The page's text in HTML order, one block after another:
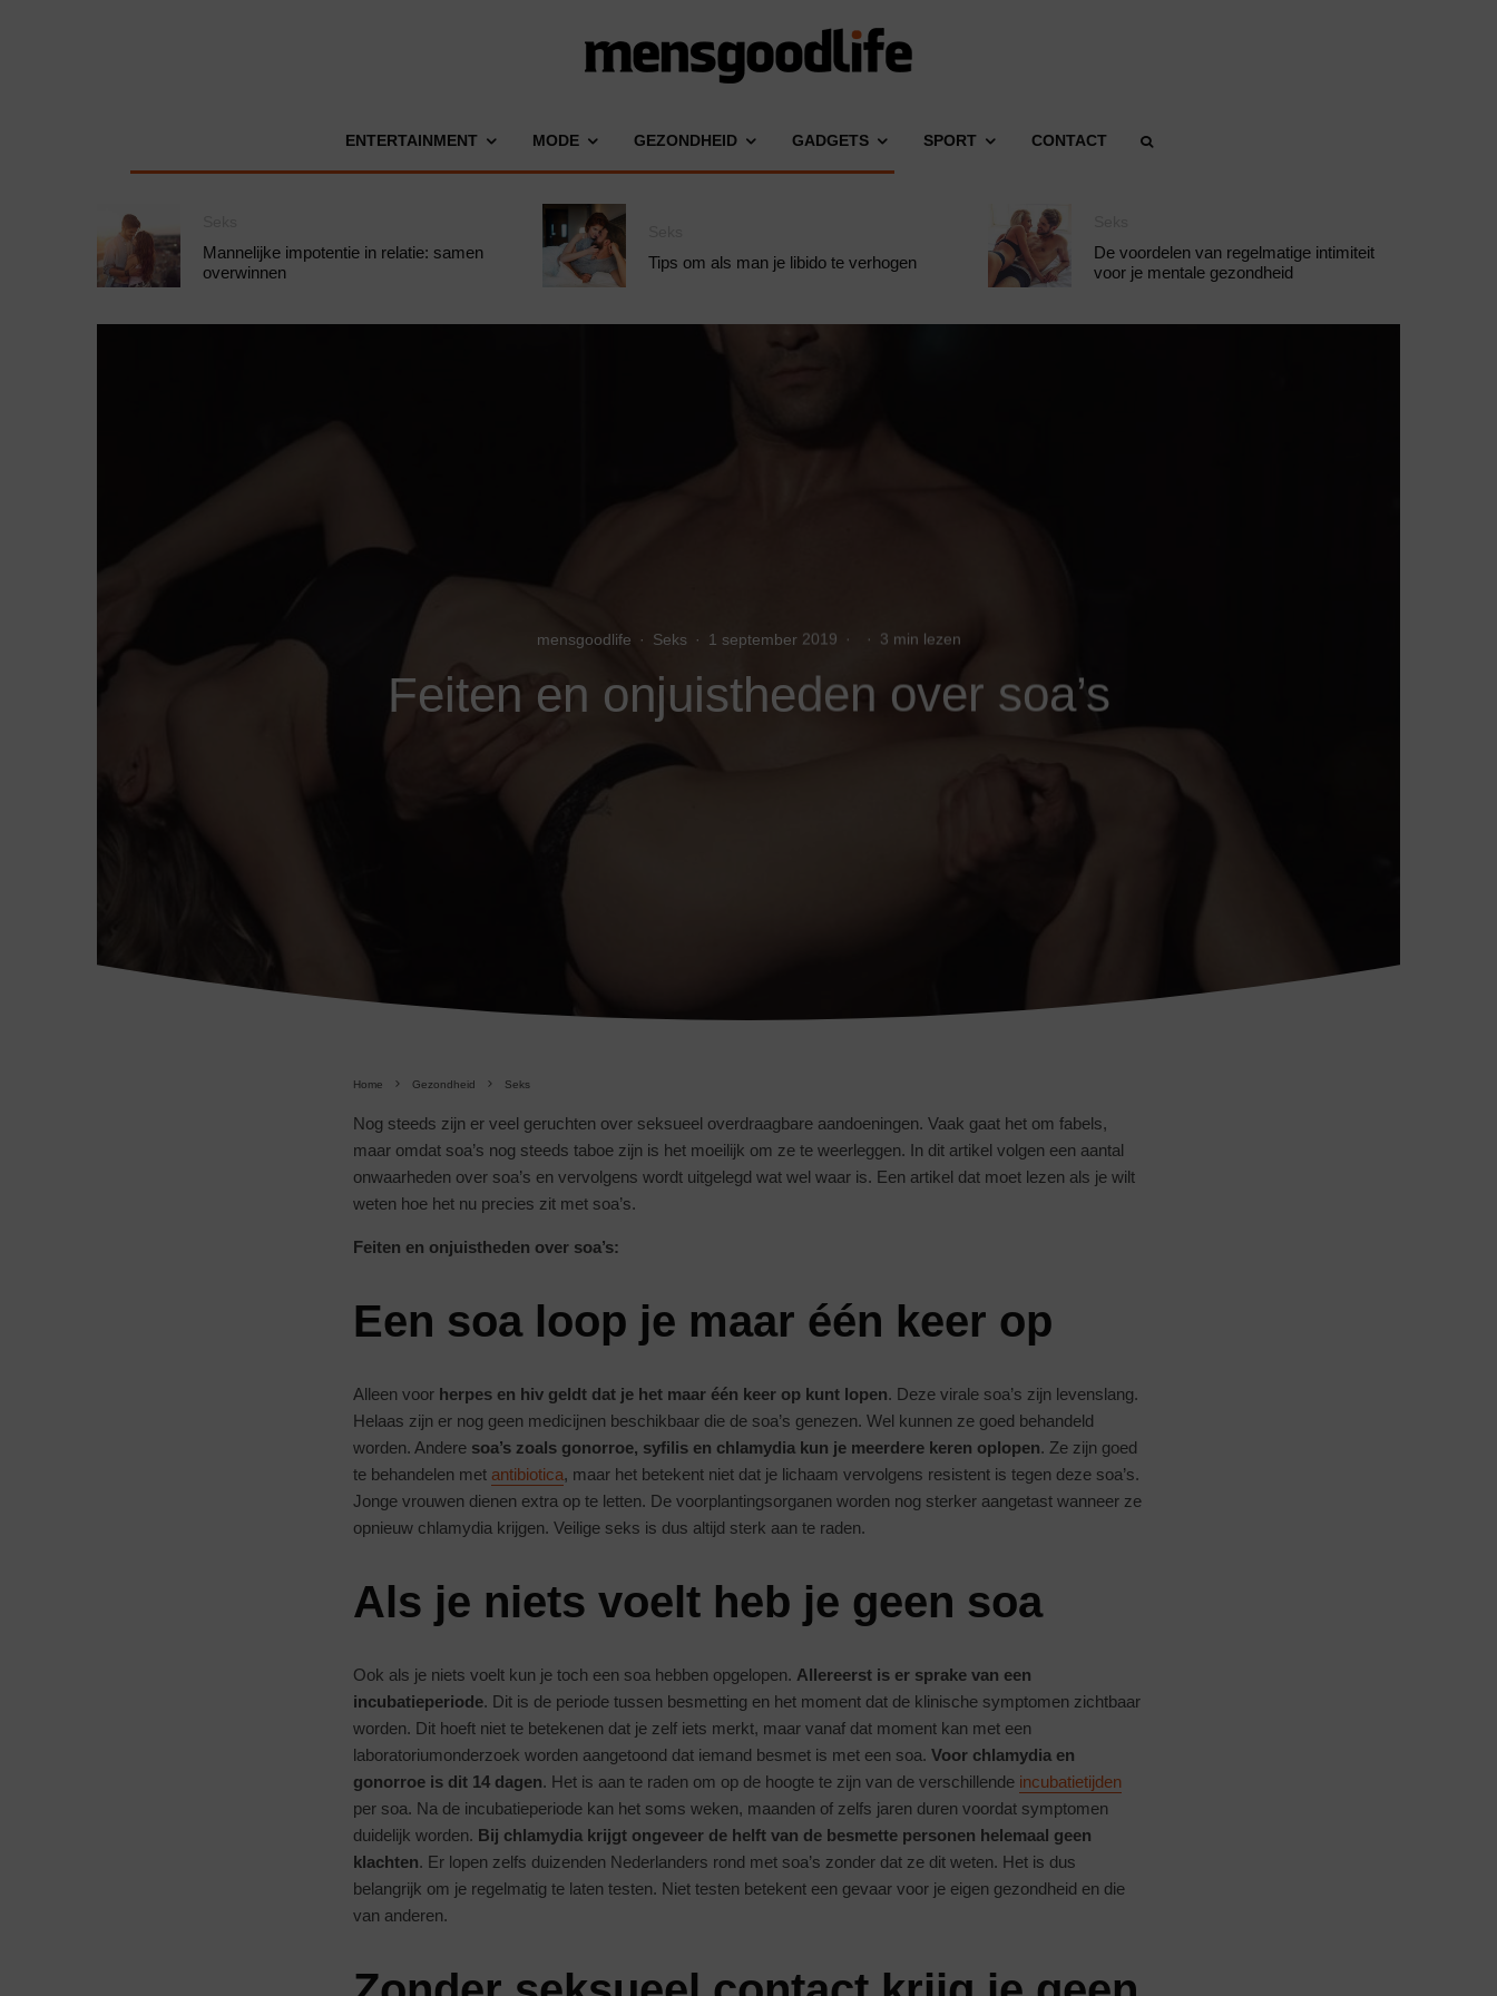
ENTERTAINMENT MODE GEZONDHEID GADGETS SPORT CONTACT
Mannelijke impotentie in relatie: samen
overwinnen
Tips om als man je libido te verhogen
De voordelen van regelmatige intimiteit
voor je mentale gezondheid
mensgoodlife · Seks · 1 september 2019 · · 3 min lezen
Feiten en onjuistheden over soa’s
Home Gezondheid Seks
Nog steeds zijn er veel geruchten over seksueel overdraagbare aandoeningen. Vaak gaat het om fabels,
maar omdat soa’s nog steeds taboe zijn is het moeilijk om ze te weerleggen. In dit artikel volgen een aantal
onwaarheden over soa’s en vervolgens wordt uitgelegd wat wel waar is. Een artikel dat moet lezen als je wilt
weten hoe het nu precies zit met soa’s.
Feiten en onjuistheden over soa’s:
Een soa loop je maar één keer op
Alleen voor herpes en hiv geldt dat je het maar één keer op kunt lopen. Deze virale soa’s zijn levenslang.
Helaas zijn er nog geen medicijnen beschikbaar die de soa’s genezen. Wel kunnen ze goed behandeld
worden. Andere soa’s zoals gonorroe, syfilis en chlamydia kun je meerdere keren oplopen. Ze zijn goed
te behandelen met antibiotica, maar het betekent niet dat je lichaam vervolgens resistent is tegen deze soa’s.
Jonge vrouwen dienen extra op te letten. De voorplantingsorganen worden nog sterker aangetast wanneer ze
opnieuw chlamydia krijgen. Veilige seks is dus altijd sterk aan te raden.
Als je niets voelt heb je geen soa
Ook als je niets voelt kun je toch een soa hebben opgelopen. Allereerst is er sprake van een
incubatieperiode. Dit is de periode tussen besmetting en het moment dat de klinische symptomen zichtbaar
worden. Dit hoeft niet te betekenen dat je zelf iets merkt, maar vanaf dat moment kan met een
laboratoriumonderzoek worden aangetoond dat iemand besmet is met een soa. Voor chlamydia en
gonorroe is dit 14 dagen. Het is aan te raden om op de hoogte te zijn van de verschillende incubatietijden
per soa. Na de incubatieperiode kan het soms weken, maanden of zelfs jaren duren voordat symptomen
duidelijk worden. Bij chlamydia krijgt ongeveer de helft van de besmette personen helemaal geen
klachten. Er lopen zelfs duizenden Nederlanders rond met soa’s zonder dat ze dit weten. Het is dus
belangrijk om je regelmatig te laten testen. Niet testen betekent een gevaar voor je eigen gezondheid en die
van anderen.